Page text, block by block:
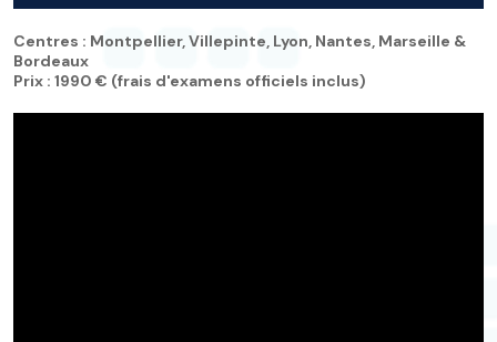
Centres : Montpellier, Villepinte, Lyon, Nantes, Marseille &
Bordeaux
Prix : 1990 € (frais d'examens officiels inclus)